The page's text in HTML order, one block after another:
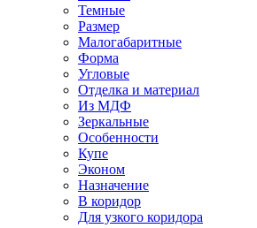
Темные
Размер
Малогабаритные
Форма
Угловые
Отделка и материал
Из МДФ
Зеркальные
Особенности
Купе
Эконом
Назначение
В коридор
Для узкого коридора